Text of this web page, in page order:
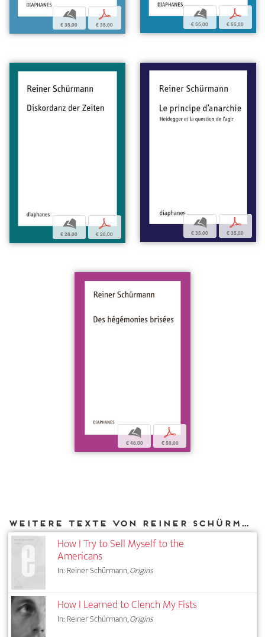
b
€ 35,00
p
€ 35,00
b
€ 55,00
p
€ 55,00
b
€ 28,00
p
€ 28,00
b
€ 35,00
p
€ 35,00
b
€ 48,00
p
€ 50,00
Weitere Texte von Reiner Schürmann bei DIAPHANES
How I Try to Sell Myself to the
Americans
In: Reiner Schürmann,Origins
How I Learned to Clench My Fists
In: Reiner Schürmann,Origins